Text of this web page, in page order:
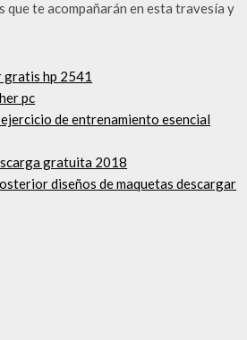
que te acompañarán en esta travesía y
gratis hp 2541
pc
de entrenamiento esencial
gratuita 2018
diseños de maquetas descargar